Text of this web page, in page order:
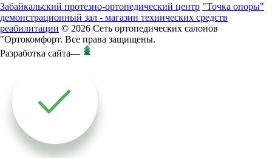
Забайкальский протезно-ортопедический центр "Точка опоры"
демонстрационный зал - магазин технических средств
реабилитации © 2026 Сеть ортопедических салонов
"Ортокомфорт. Все права защищены.
Разработка сайта—